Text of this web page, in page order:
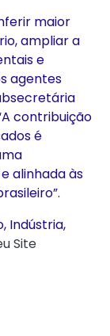
maior
ampliar a
e
agentes
contribuição
é
alinhada às
Indústria,
Site